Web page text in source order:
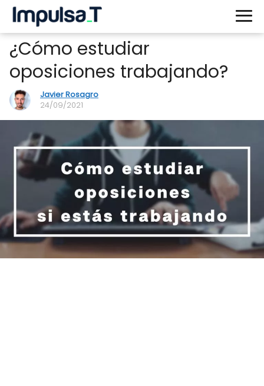
¿Cómo estudiar
oposiciones trabajando?
Javier Rosagro
24/09/2021